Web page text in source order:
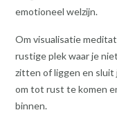
emotioneel welzijn.
Om visualisatie
rustige plek waar je
zitten of liggen en sluit
om tot rust te komen
binnen.